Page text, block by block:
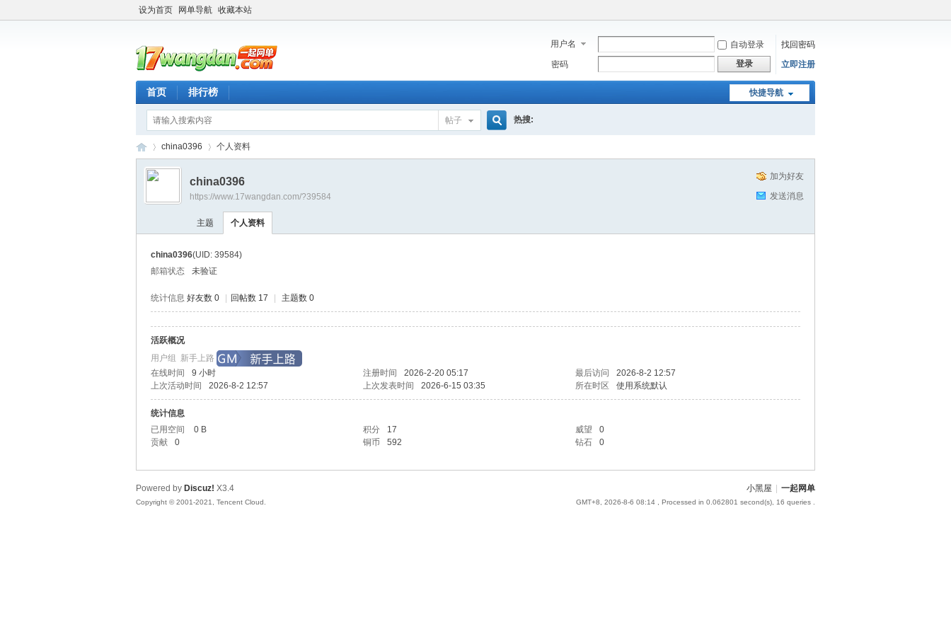
设为首页 网单导航 收藏本站
用户名 自动登录
找回密码
密码
登录 立即注册
快捷导航
首页 排行榜
帖子 热搜:
网
›
china0396 个人资料
加为好友
发送消息
china0396
https://www.17wangdan.com/?39584
主题 个人资料
china0396(UID: 39584)
邮箱状态
未验证
统计信息 好友数 0 回帖数 17 主题数 0
活跃概况
用户组 新手上路
在线时间
9 小时 注册时间 2026-2-20 05:17 最后访问
2026-8-2 12:57
上次活动时间
2026-8-2 12:57 上次发表时间 2026-6-15 03:35 所在时区 使用系统默认
统计信息
已用空间
0 B 积分 17 威望
0
贡献
0 铜币 592 钻石 0
小黑屋 一起网单
GMT+8, 2026-8-6 08:14 , Processed in 0.062801 second(s), 16 queries .
Powered by Discuz! X3.4
Copyright © 2001-2021, Tencent Cloud.